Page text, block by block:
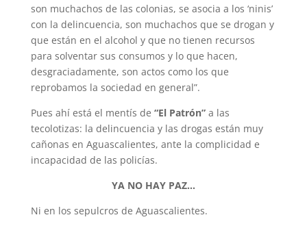
son muchachos de las colonias, se asocia a los ‘ninis’
con la delincuencia, son muchachos que se drogan y
que están en el alcohol y que no tienen recursos
para solventar sus consumos y lo que hacen,
desgraciadamente, son actos como los que
reprobamos la sociedad en general”.
Pues ahí está el mentís de “El Patrón” a las
tecolotizas: la delincuencia y las drogas están muy
cañonas en Aguascalientes, ante la complicidad e
incapacidad de las policías.
YA NO HAY PAZ…
Ni en los sepulcros de Aguascalientes.